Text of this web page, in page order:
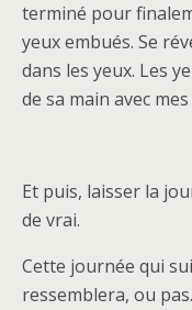
terminé pour
yeux embués. Se
dans les yeux. Les
de sa main avec
Et puis, laisser la
de vrai.
Cette journée qui
ressemblera, ou